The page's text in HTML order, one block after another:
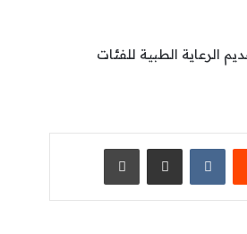
الرعاية الطبية للفئات